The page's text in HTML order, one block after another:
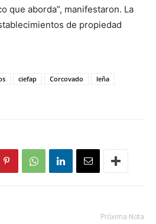
que aborda”, manifestaron. La
de propiedad
ciefap Corcovado
leña
Próxima Nota